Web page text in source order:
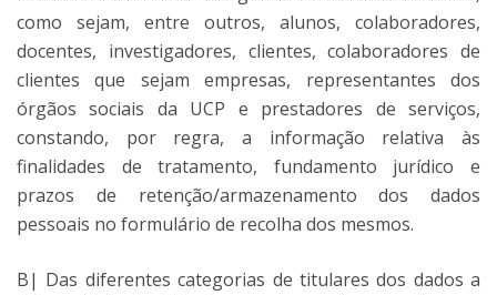
como sejam, entre outros, alunos, colaboradores,
docentes, investigadores, clientes, colaboradores de
clientes que sejam empresas, representantes dos
órgãos sociais da UCP e prestadores de serviços,
constando, por regra, a informação relativa às
finalidades de tratamento, fundamento jurídico e
prazos de retenção/armazenamento dos dados
pessoais no formulário de recolha dos mesmos.
B| Das diferentes categorias de titulares dos dados a